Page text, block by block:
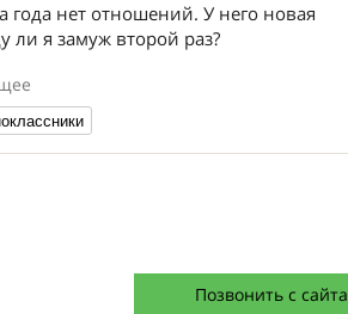
года нет отношений. У него новая
ли я замуж второй раз?
Позвонить с сайта